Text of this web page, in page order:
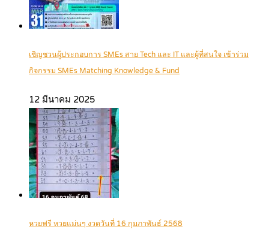
เชิญชวนผู้ประกอบการ SMEs สาย Tech และ IT และผู้ที่สนใจ เข้าร่วม
กิจกรรม SMEs Matching Knowledge & Fund
12 มีนาคม 2025
หวยฟรี หวยแม่นๆ งวดวันที่ 16 กุมภาพันธ์ 2568